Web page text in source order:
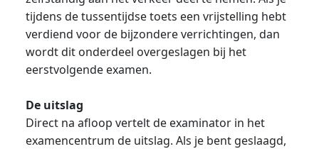
tijdens de tussentijdse toets een vrijstelling hebt
verdiend voor de bijzondere verrichtingen, dan
wordt dit onderdeel overgeslagen bij het
eerstvolgende examen.
De uitslag
Direct na afloop vertelt de examinator in het
examencentrum de uitslag. Als je bent geslaagd,